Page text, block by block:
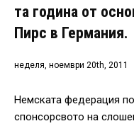
та година от
Пирс в Германия.
неделя, ноември 20th, 2011
Немската федерация
спонсорсвото на